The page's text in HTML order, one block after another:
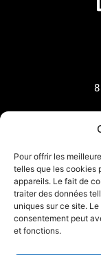
Pour offrir les
telles que les cookies
appareils. Le fait de
traiter des données
uniques sur ce site.
consentement peut
et fonctions.
MARQUE
Notre Histoire
Nos Engagements
Nos Distributeurs